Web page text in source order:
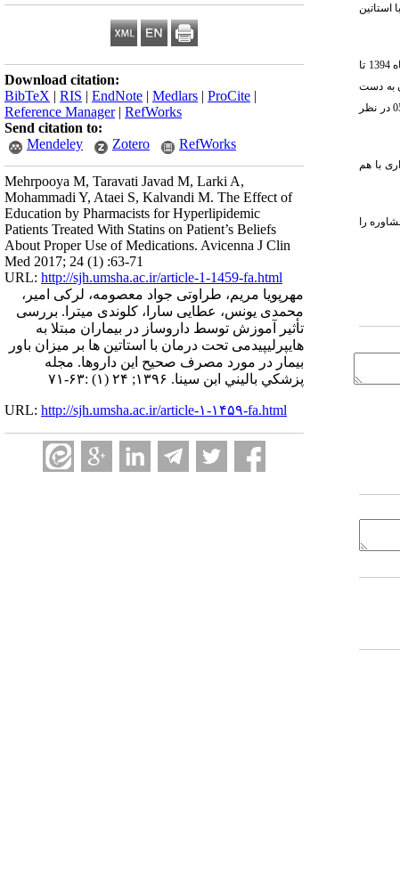
Download citation:
BibTeX | RIS | EndNote | Medlars | ProCite |
Reference Manager| RefWorks
Send citation to:
Mendeley
Zotero RefWorks
Mehrpooya M, Taravati Javad M, Larki A,
Mohammadi Y, Ataei S, Kalvandi M. The Effect of
Education by Pharmacists for Hyperlipidemic
Patients Treated With Statins on Patient’s Beliefs
About Proper Use of Medications. Avicenna J Clin
Med 2017; 24 (1) :63-71
URL: http://sjh.umsha.ac.ir/article-1-1459-fa.html
مهرپویا مریم، طراوتی جواد معصومه، لرکی امیر،
محمدی یونس، عطایی سارا، کلوندی میترا. بررسی
تأثیر آموزش توسط داروساز در بیماران مبتلا به
هایپرلیپیدمی تحت درمان با استاتین ها بر میزان باور
بیمار در مورد مصرف صحیح این داروها. مجله
پزشكي باليني ابن سينا. ۱۳۹۶; ۲۴ (۱) :۶۳-۷۱
URL: http://sjh.umsha.ac.ir/article-۱-۱۴۵۹-fa.html
استاتین
این مطالعه از نوع کار آزمایی بالینی که به روش مداخله‌ای انجام شد و جامعه مورد مطالعه عبارت بود از کلیه بیماران مبتلا به بیماری قلبی تحت درمان با استاتین که از بهمن ماه 1394 تا
بیماران به دست
و مربع کای تجزیه و تحلیل شدند. سطح معنی‌داری کمتر از 05/0 در نظر
با هم
را